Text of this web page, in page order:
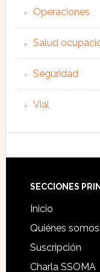
Operaciones
Salud
Seguridad
Vial
Footer
SECCIONES
Inicio
Quiénes somos
Suscripción
Charla SSOMA